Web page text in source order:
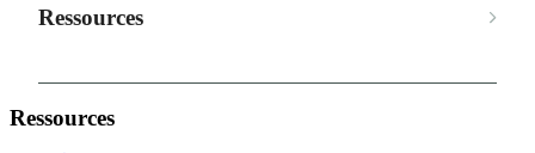
Ressources
Ressources